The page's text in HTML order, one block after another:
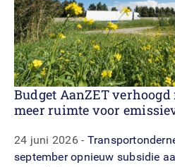
Budget AanZET verhoogd
meer ruimte voor
24 juni 2026
september opnieuw subsidie